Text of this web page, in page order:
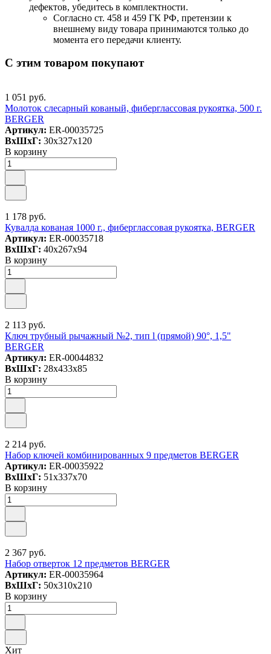
дефектов, убедитесь в комплектности.
Согласно ст. 458 и 459 ГК РФ, претензии к
внешнему виду товара принимаются только до
момента его передачи клиенту.
С этим товаром покупают
1 051 руб.
Молоток слесарный кованый, фиберглассовая рукоятка, 500 г.
BERGER
Артикул: ER-00035725
ВxШxГ: 30x327x120
В корзину
1 178 руб.
Кувалда кованая 1000 г., фиберглассовая рукоятка, BERGER
Артикул: ER-00035718
ВxШxГ: 40x267x94
В корзину
2 113 руб.
Ключ трубный рычажный №2, тип l (прямой) 90°, 1,5"
BERGER
Артикул: ER-00044832
ВxШxГ: 28x433x85
В корзину
2 214 руб.
Набор ключей комбинированных 9 предметов BERGER
Артикул: ER-00035922
ВxШxГ: 51x337x70
В корзину
2 367 руб.
Набор отверток 12 предметов BERGER
Артикул: ER-00035964
ВxШxГ: 50x310x210
В корзину
Хит